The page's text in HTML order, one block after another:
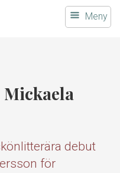
Meny
debut
för